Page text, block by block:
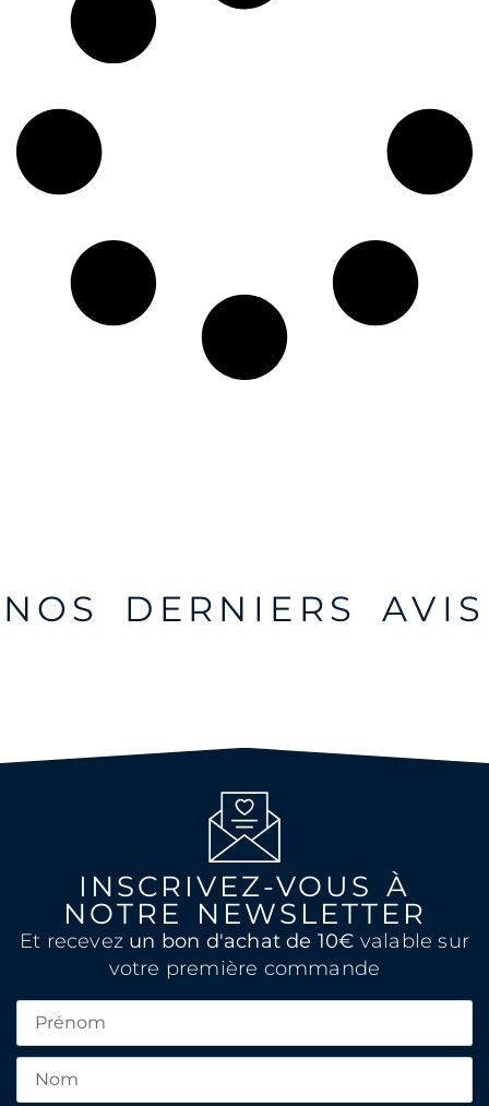
NOS DERNIERS AVIS
INSCRIVEZ-VOUS À
NOTRE NEWSLETTER
Et recevez un bon d'achat de 10€ valable sur
votre première commande